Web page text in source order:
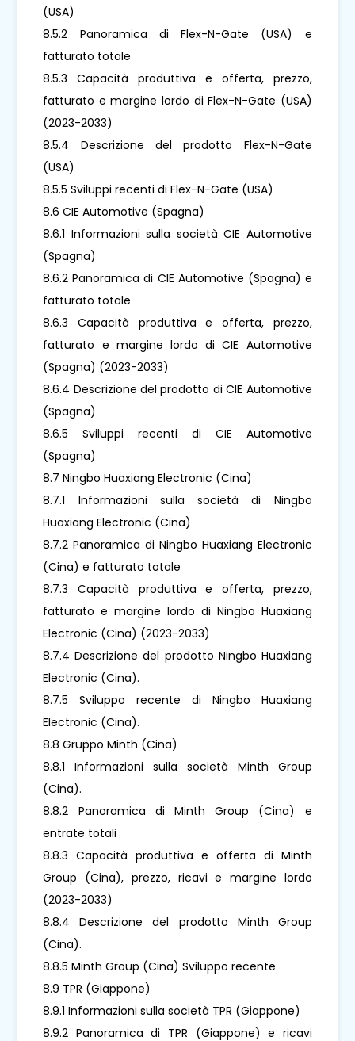
(USA)
8.5.2 Panoramica di Flex-N-Gate (USA) e
fatturato totale
8.5.3 Capacità produttiva e offerta, prezzo,
fatturato e margine lordo di Flex-N-Gate (USA)
(2023-2033)
8.5.4 Descrizione del prodotto Flex-N-Gate
(USA)
8.5.5 Sviluppi recenti di Flex-N-Gate (USA)
8.6 CIE Automotive (Spagna)
8.6.1 Informazioni sulla società CIE Automotive
(Spagna)
8.6.2 Panoramica di CIE Automotive (Spagna) e
fatturato totale
8.6.3 Capacità produttiva e offerta, prezzo,
fatturato e margine lordo di CIE Automotive
(Spagna) (2023-2033)
8.6.4 Descrizione del prodotto di CIE Automotive
(Spagna)
8.6.5 Sviluppi recenti di CIE Automotive
(Spagna)
8.7 Ningbo Huaxiang Electronic (Cina)
8.7.1 Informazioni sulla società di Ningbo
Huaxiang Electronic (Cina)
8.7.2 Panoramica di Ningbo Huaxiang Electronic
(Cina) e fatturato totale
8.7.3 Capacità produttiva e offerta, prezzo,
fatturato e margine lordo di Ningbo Huaxiang
Electronic (Cina) (2023-2033)
8.7.4 Descrizione del prodotto Ningbo Huaxiang
Electronic (Cina).
8.7.5 Sviluppo recente di Ningbo Huaxiang
Electronic (Cina).
8.8 Gruppo Minth (Cina)
8.8.1 Informazioni sulla società Minth Group
(Cina).
8.8.2 Panoramica di Minth Group (Cina) e
entrate totali
8.8.3 Capacità produttiva e offerta di Minth
Group (Cina), prezzo, ricavi e margine lordo
(2023-2033)
8.8.4 Descrizione del prodotto Minth Group
(Cina).
8.8.5 Minth Group (Cina) Sviluppo recente
8.9 TPR (Giappone)
8.9.1 Informazioni sulla società TPR (Giappone)
8.9.2 Panoramica di TPR (Giappone) e ricavi